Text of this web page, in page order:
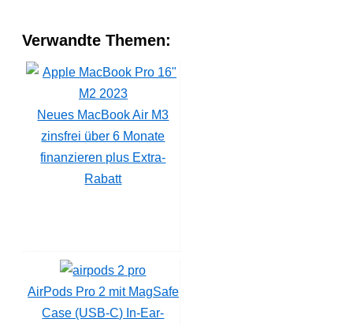
Verwandte Themen:
Neues MacBook Air M3
zinsfrei über 6 Monate
finanzieren plus Extra-
Rabatt
AirPods Pro 2 mit MagSafe
Case (USB-C) In-Ear-